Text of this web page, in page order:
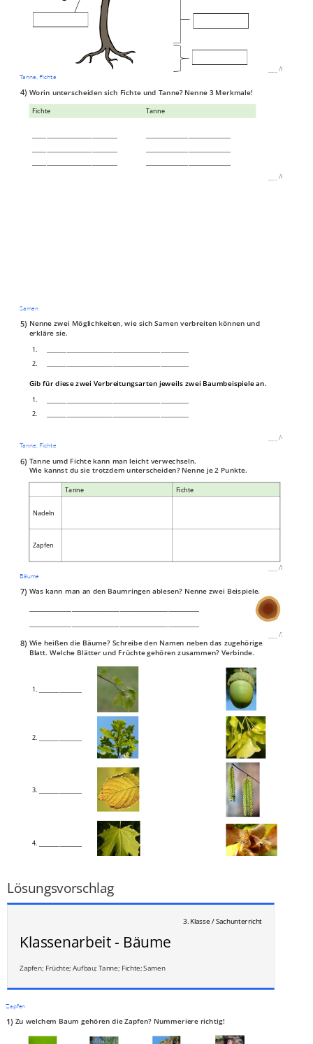
/6P
Tanne, Fichte
4) Worin unterscheiden sich Fichte und Tanne? Nenne 3 Merkmale!
Fichte Tanne
/6P
Samen
5) Nenne zwei Möglichkeiten, wie sich Samen verbreiten können und
erkläre sie.
1.
2.
Gib für diese zwei Verbreitungsarten jeweils zwei Baumbeispiele an.
1.
2.
/4P
Tanne, Fichte
6) Tanne umd Fichte kann man leicht verwechseln.
Wie kannst du sie trotzdem unterscheiden? Nenne je 2 Punkte.
Tanne Fichte
Nadeln
Zapfen
/8P
Bäume
7) Was kann man an den Baumringen ablesen? Nenne zwei Beispiele.
/3P
8) Wie heißen die Bäume? Schreibe den Namen neben das zugehörige
Blatt. Welche Blätter und Früchte gehören zusammen? Verbinde.
1. _______________
2. _______________
3. _______________
4. _______________
Lösungsvorschlag
3. Klasse / Sachunterricht
Klassenarbeit - Bäume
Zapfen; Früchte; Aufbau; Tanne; Fichte; Samen
Zapfen
1) Zu welchem Baum gehören die Zapfen? Nummeriere richtig!